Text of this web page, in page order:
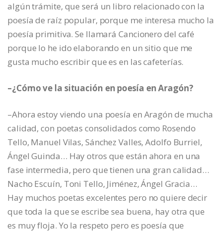
algún trámite, que será un libro relacionado con la
poesía de raíz popular, porque me interesa mucho la
poesía primitiva. Se llamará Cancionero del café
porque lo he ido elaborando en un sitio que me
gusta mucho escribir que es en las cafeterías.
–¿Cómo ve la situación en poesía en Aragón?
–Ahora estoy viendo una poesía en Aragón de mucha
calidad, con poetas consolidados como Rosendo
Tello, Manuel Vilas, Sánchez Valles, Adolfo Burriel,
Ángel Guinda… Hay otros que están ahora en una
fase intermedia, pero que tienen una gran calidad…
Nacho Escuín, Toni Tello, Jiménez, Ángel Gracia…
Hay muchos poetas excelentes pero no quiere decir
que toda la que se escribe sea buena, hay otra que
es muy floja. Yo la respeto pero es poesía que